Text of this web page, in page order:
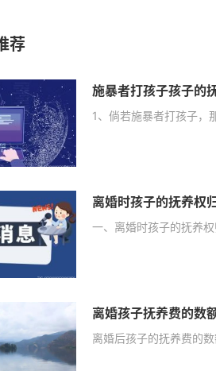
荐
施暴者打孩子孩子的
1、倘若施暴者打孩子，
离婚时孩子的抚养权
一、离婚时孩子的抚养
离婚孩子抚养费的数
离婚后孩子的抚养费的